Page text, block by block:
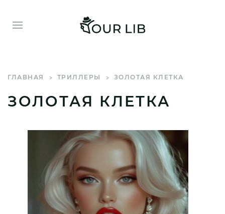
ГЛАВНАЯ ТРИЛЛЕРЫ ЗОЛОТАЯ КЛЕТКА
ЗОЛОТАЯ КЛЕТКА